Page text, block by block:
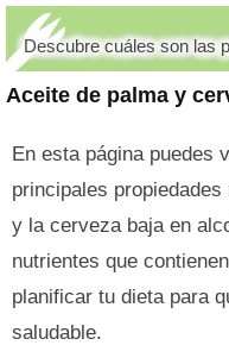
Aceite de palma y
Descubre cuáles son las
En esta página puedes
principales
y la cerveza baja en
nutrientes que
planificar tu dieta para
saludable.